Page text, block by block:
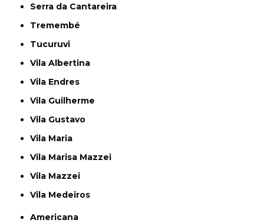
Serra da Cantareira
Tremembé
Tucuruvi
Vila Albertina
Vila Endres
Vila Guilherme
Vila Gustavo
Vila Maria
Vila Marisa Mazzei
Vila Mazzei
Vila Medeiros
Americana